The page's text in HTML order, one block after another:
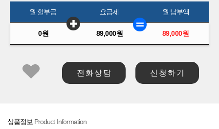
월 할부금 요금제 월 납부액
0원 89,000원 89,000원
전 화 상 담 신 청 하 기
상품정보 Product Information